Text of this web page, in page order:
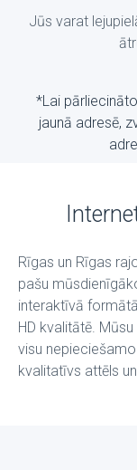
Jūs varat
*Lai
jaunā adresē,
Rīgas un Rīgas
pašu
interaktīvā
HD kvalitātē.
visu
kvalitatīvs attēls